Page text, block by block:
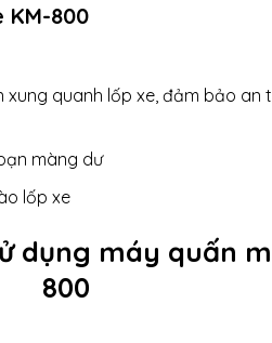
KM-800
quanh lốp xe, đảm bảo
màng dư
lốp xe
dụng máy quấn
800